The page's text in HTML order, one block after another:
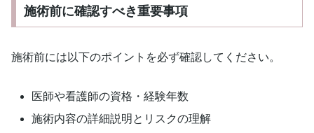
施術前に確認すべき重要事項
施術前には以下のポイントを必ず確認してください。
医師や看護師の資格・経験年数
施術内容の詳細説明とリスクの理解